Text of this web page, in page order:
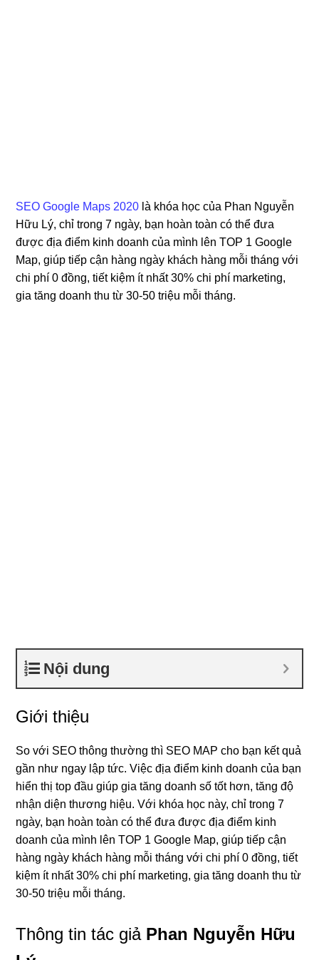
SEO Google Maps 2020 là khóa học của Phan Nguyễn
Hữu Lý, chỉ trong 7 ngày, bạn hoàn toàn có thể đưa
được địa điểm kinh doanh của mình lên TOP 1 Google
Map, giúp tiếp cận hàng ngày khách hàng mỗi tháng với
chi phí 0 đồng, tiết kiệm ít nhất 30% chi phí marketing,
gia tăng doanh thu từ 30-50 triệu mỗi tháng.
Nội dung
Giới thiệu
So với SEO thông thường thì SEO MAP cho bạn kết quả
gần như ngay lập tức. Việc địa điểm kinh doanh của bạn
hiển thị top đầu giúp gia tăng doanh số tốt hơn, tăng độ
nhận diện thương hiệu. Với khóa học này, chỉ trong 7
ngày, bạn hoàn toàn có thể đưa được địa điểm kinh
doanh của mình lên TOP 1 Google Map, giúp tiếp cận
hàng ngày khách hàng mỗi tháng với chi phí 0 đồng, tiết
kiệm ít nhất 30% chi phí marketing, gia tăng doanh thu từ
30-50 triệu mỗi tháng.
Thông tin tác giả Phan Nguyễn Hữu